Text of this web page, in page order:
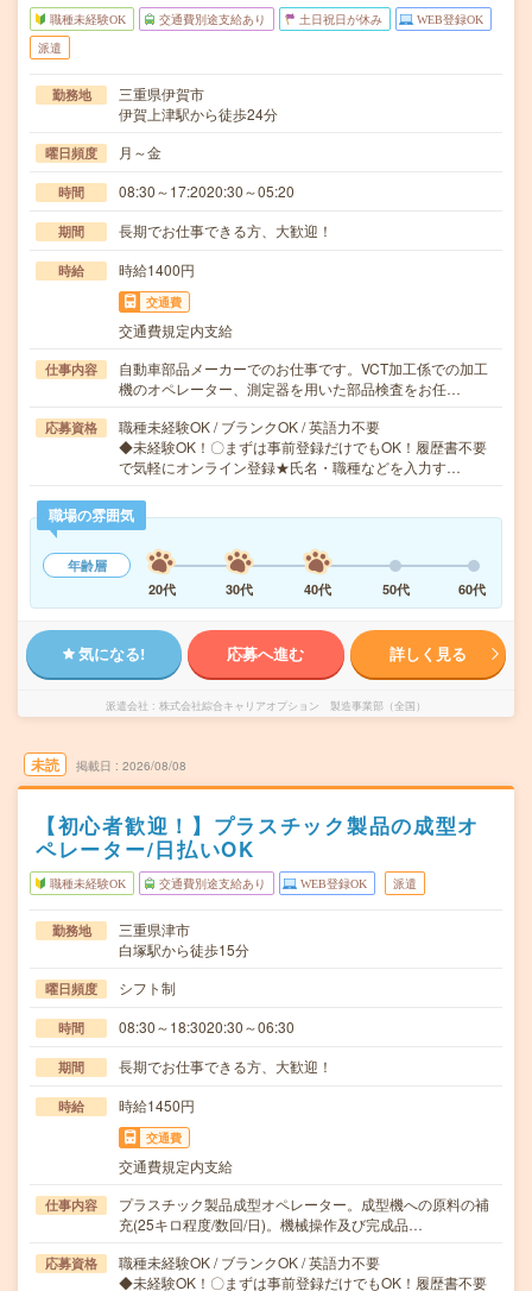
職種未経験OK 交通費別途支給あり 土日祝日が休み WEB登録OK
派遣
勤務地
三重県伊賀市
伊賀上津駅から徒歩24分
曜日頻度 月～金
時間 08:30～17:2020:30～05:20
期間 長期でお仕事できる方、大歓迎！
時給 時給1400円
交通費
交通費規定内支給
仕事内容
自動車部品メーカーでのお仕事です。VCT加工係での加工
機のオペレーター、測定器を用いた部品検査をお任…
応募資格
職種未経験OK / ブランクOK / 英語力不要
◆未経験OK！〇まずは事前登録だけでもOK！履歴書不要
で気軽にオンライン登録★氏名・職種などを入力す…
職場の雰囲気
年齢層
20代
30代 40代 50代 60代
気になる! 応募へ進む 詳しく見る
派遣会社 株式会社綜合キャリアオプション 製造事業部（全国）
未読 掲載日 2026/08/08
【初心者歓迎！】プラスチック製品の成型オ
ペレーター/日払いOK
職種未経験OK 交通費別途支給あり WEB登録OK 派遣
勤務地
三重県津市
白塚駅から徒歩15分
曜日頻度 シフト制
時間 08:30～18:3020:30～06:30
期間 長期でお仕事できる方、大歓迎！
時給 時給1450円
交通費
交通費規定内支給
仕事内容
プラスチック製品成型オペレーター。成型機への原料の補
充(25キロ程度/数回/日)。機械操作及び完成品…
応募資格
職種未経験OK / ブランクOK / 英語力不要
◆未経験OK！〇まずは事前登録だけでもOK！履歴書不要